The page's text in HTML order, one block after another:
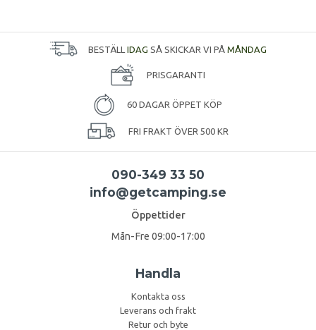
BESTÄLL IDAG SÅ SKICKAR VI PÅ MÅNDAG
PRISGARANTI
60 DAGAR ÖPPET KÖP
FRI FRAKT ÖVER 500 KR
090-349 33 50
info@getcamping.se
Öppettider
Mån-Fre 09:00-17:00
Handla
Kontakta oss
Leverans och frakt
Retur och byte